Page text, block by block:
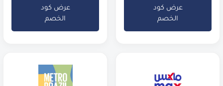
عرض كود
الخصم
عرض كود
الخصم